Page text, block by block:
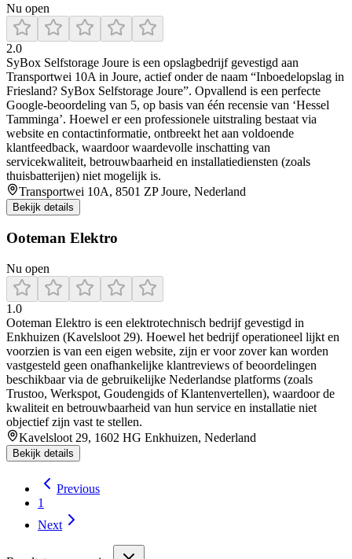
Nu open
2.0
SyBox Selfstorage Joure is een opslagbedrijf gevestigd aan
Transportwei 10A in Joure, actief onder de naam “Inboedelopslag in
Friesland? SyBox Selfstorage Joure”. Opvallend is een perfecte
Google-beoordeling van 5, op basis van één recensie van ‘Hessel
Tamminga’. Hoewel er een professionele uitstraling bestaat via
website en contactinformatie, ontbreekt het aan voldoende
klantfeedback, waardoor waardevolle inschatting van
servicekwaliteit, betrouwbaarheid en installatiediensten (zoals
thuisbatterijen) niet mogelijk is.
Transportwei 10A, 8501 ZP Joure, Nederland
Bekijk details
Ooteman Elektro
Nu open
1.0
Ooteman Elektro is een elektrotechnisch bedrijf gevestigd in
Enkhuizen (Kavelsloot 29). Hoewel het bedrijf operationeel lijkt en
voorzien is van een eigen website, zijn er voor zover kan worden
vastgesteld geen onafhankelijke klantreviews of beoordelingen
beschikbaar via de gebruikelijke Nederlandse platforms (zoals
Trustoo, Werkspot, Goudengids of Klantenvertellen), waardoor de
kwaliteit en betrouwbaarheid van hun service en installatie niet
objectief zijn vast te stellen.
Kavelsloot 29, 1602 HG Enkhuizen, Nederland
Bekijk details
Previous
1
Next